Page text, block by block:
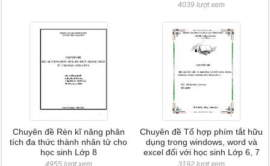
4039 lượt xem
Chuyên đề Rèn kĩ năng phân
tích đa thức thành nhân tử cho
học sinh Lớp 8
4955 lượt xem
Chuyên đề Tổ hợp phím tắt hữu
dụng trong windows, word và
excel đối với học sinh Lớp 6, 7
3192 lượt xem